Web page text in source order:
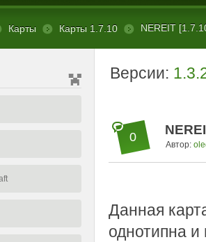
Карты Карты 1.7.10 NEREIT
Версии:
0
Автор:
Данная
однотипна